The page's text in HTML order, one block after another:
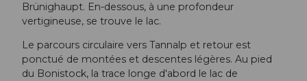
Brünighaupt. En-dessous, à une profondeur
vertigineuse, se trouve le lac.
Le parcours circulaire vers Tannalp et retour est
ponctué de montées et descentes légères. Au pied
du Bonistock, la trace longe d'abord le lac de